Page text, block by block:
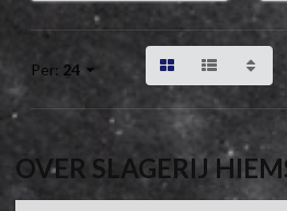
Per: 24
OVER SLAGERIJ